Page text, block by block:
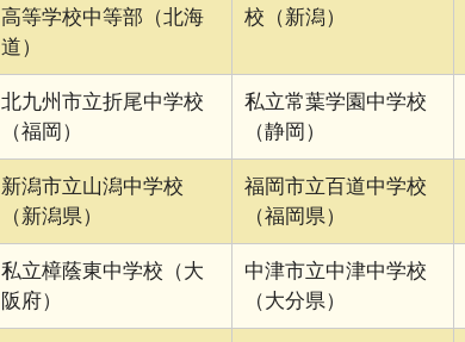
高等学校中等部（北海
道）
校（新潟）
北九州市立折尾中学校
（福岡）
私立常葉学園中学校
（静岡）
新潟市立山潟中学校
（新潟県）
福岡市立百道中学校
（福岡県）
私立樟蔭東中学校（大
阪府）
中津市立中津中学校
（大分県）